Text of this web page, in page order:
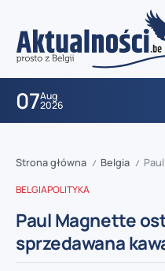
07Aug
2026
Strona główna / Belgia / Paul
BELGIAPOLITYKA
Paul Magnette
sprzedawana